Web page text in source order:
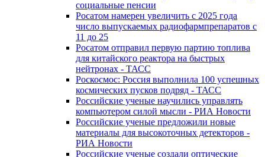
социальные пенсии
Росатом намерен увеличить с 2025 года
число выпускаемых радиофармпрепаратов с
11 до 25
Росатом отправил первую партию топлива
для китайского реактора на быстрых
нейтронах - ТАСС
Роскосмос: Россия выполнила 100 успешных
космических пусков подряд - ТАСС
Российские ученые научились управлять
компьютером силой мысли - РИА Новости
Российские ученые предложили новые
материалы для высокоточных детекторов -
РИА Новости
Российские ученые создали оптические